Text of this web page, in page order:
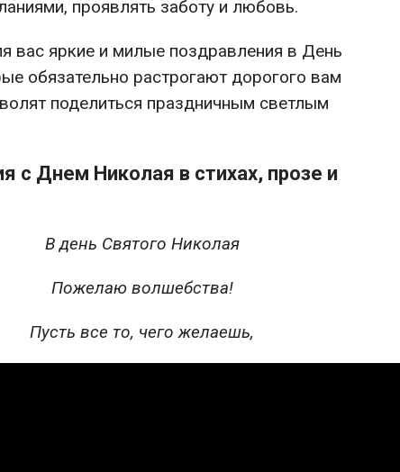
проявлять заботу и любовь.
вас яркие и милые поздравления в День
обязательно растрогают дорогого вам
поделиться праздничным светлым
с Днем Николая в стихах, прозе и
В день Святого Николая
Пожелаю волшебства!
Пусть все то, чего желаешь,